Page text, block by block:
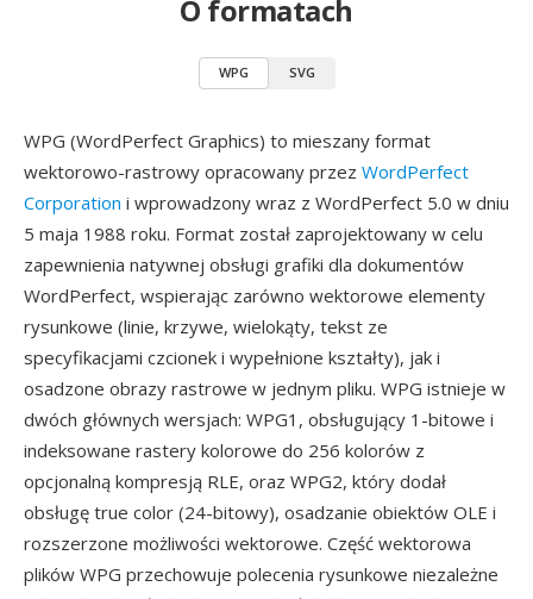
O formatach
WPG SVG
WPG (WordPerfect Graphics) to mieszany format
wektorowo-rastrowy opracowany przez WordPerfect
Corporation i wprowadzony wraz z WordPerfect 5.0 w dniu
5 maja 1988 roku. Format został zaprojektowany w celu
zapewnienia natywnej obsługi grafiki dla dokumentów
WordPerfect, wspierając zarówno wektorowe elementy
rysunkowe (linie, krzywe, wielokąty, tekst ze
specyfikacjami czcionek i wypełnione kształty), jak i
osadzone obrazy rastrowe w jednym pliku. WPG istnieje w
dwóch głównych wersjach: WPG1, obsługujący 1-bitowe i
indeksowane rastery kolorowe do 256 kolorów z
opcjonalną kompresją RLE, oraz WPG2, który dodał
obsługę true color (24-bitowy), osadzanie obiektów OLE i
rozszerzone możliwości wektorowe. Część wektorowa
plików WPG przechowuje polecenia rysunkowe niezależne